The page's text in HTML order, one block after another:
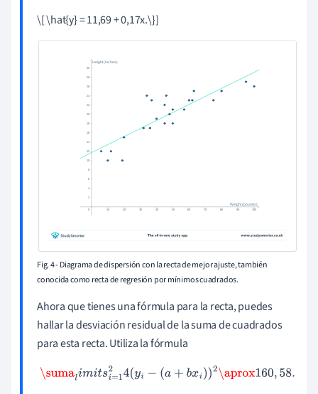
\[ \hat{y} = 11,69 + 0,17x.\}]
Fig. 4 - Diagrama de dispersión con la recta de mejor ajuste, también
conocida como recta de regresión por mínimos cuadrados.
Ahora que tienes una fórmula para la recta, puedes
hallar la desviación residual de la suma de cuadrados
para esta recta. Utiliza la fórmula
\sumalimitsi=124 (yi −(a +b xi))2\aprox160,58.